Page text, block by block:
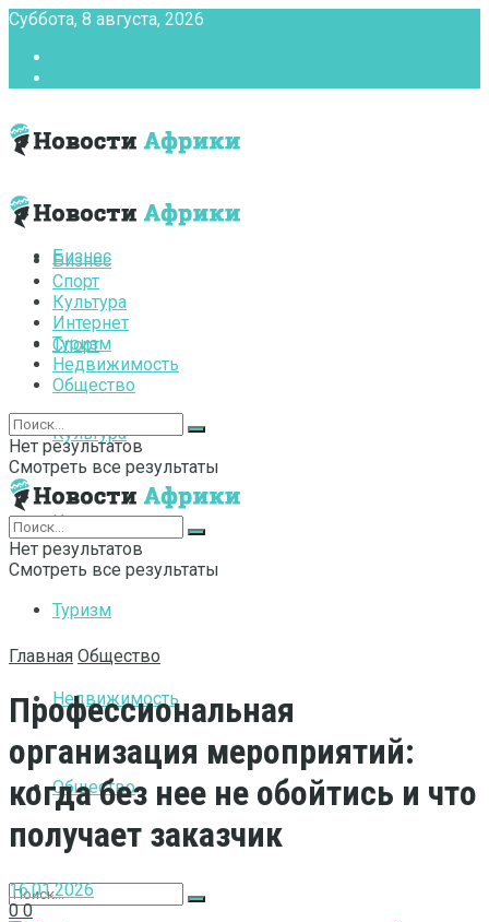
Суббота, 8 августа, 2026
Бизнес
Спорт
Культура
Интернет
Туризм
Недвижимость
Общество
Бизнес
Спорт
Культура
Интернет
Туризм
Недвижимость
Общество
Нет результатов
Смотреть все результаты
Нет результатов
Смотреть все результаты
Главная Общество
Профессиональная
организация мероприятий:
когда без нее не обойтись и что
получает заказчик
16.01.2026
0 0